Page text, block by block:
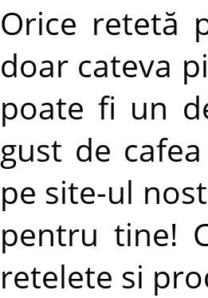
Orice retetă
doar cateva
poate fi un
gust de
pe site-ul
pentru tine!
retelete si